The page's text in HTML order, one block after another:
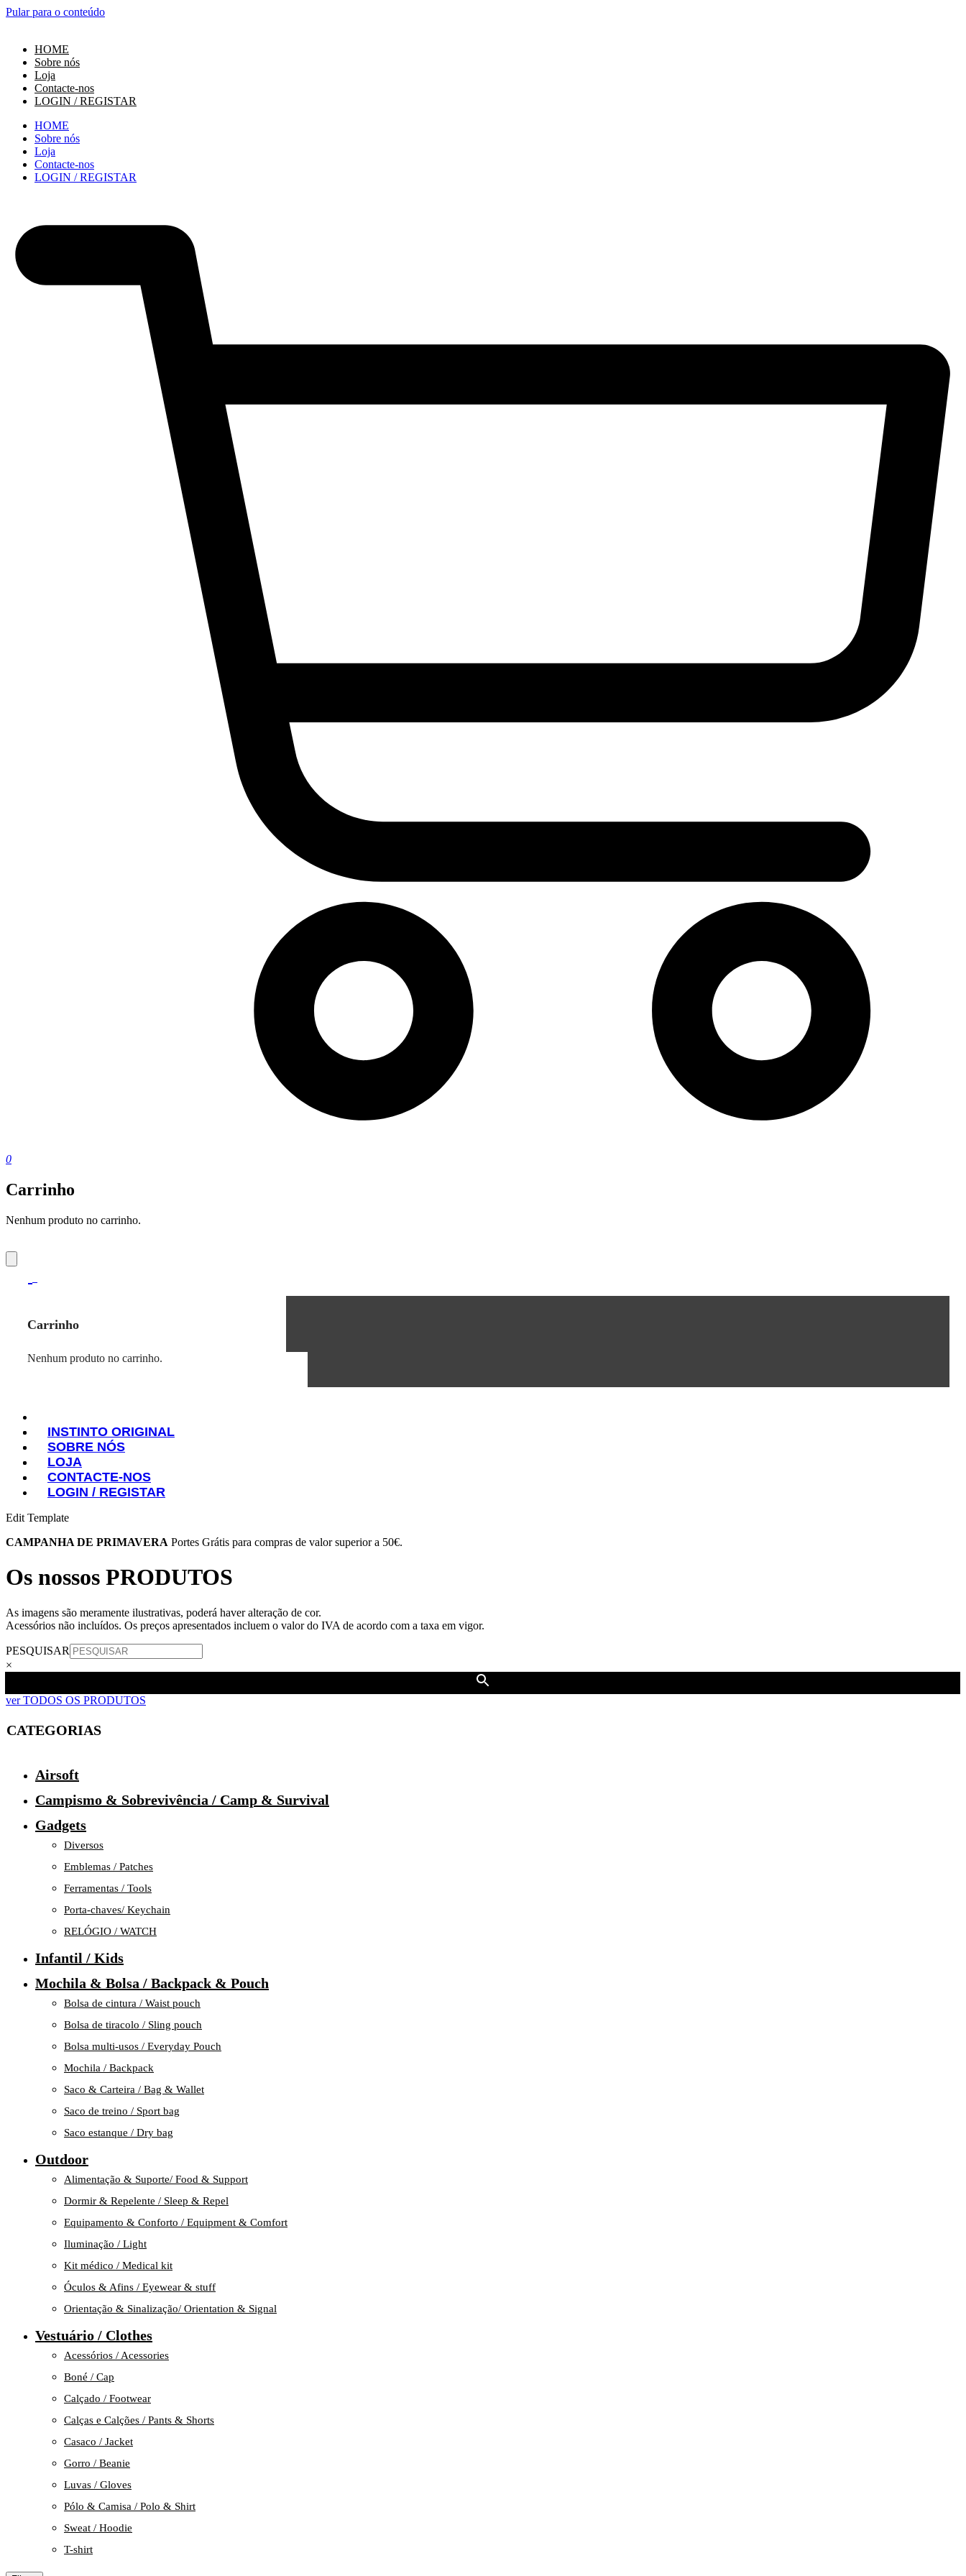
Pular para o conteúdo
HOME
Sobre nós
Loja
Contacte-nos
LOGIN / REGISTAR
HOME
Sobre nós
Loja
Contacte-nos
LOGIN / REGISTAR
0
Carrinho
Nenhum produto no carrinho.
Carrinho
Nenhum produto no carrinho.
SOBRE NÓS
LOJA
CONTACTE-NOS
LOGIN / REGISTAR
INSTINTO ORIGINAL
SOBRE NÓS
LOJA
CONTACTE-NOS
LOGIN / REGISTAR
Edit Template
CAMPANHA DE PRIMAVERA Portes Grátis para compras de valor superior a 50€.
Os nossos PRODUTOS
As imagens são meramente ilustrativas, poderá haver alteração de cor.
Acessórios não incluídos. Os preços apresentados incluem o valor do IVA de acordo com a taxa em vigor.
PESQUISAR
×
ver TODOS OS PRODUTOS
CATEGORIAS
Airsoft
Campismo & Sobrevivência / Camp & Survival
Gadgets
Diversos
Emblemas / Patches
Ferramentas / Tools
Porta-chaves/ Keychain
RELÓGIO / WATCH
Infantil / Kids
Mochila & Bolsa / Backpack & Pouch
Bolsa de cintura / Waist pouch
Bolsa de tiracolo / Sling pouch
Bolsa multi-usos / Everyday Pouch
Mochila / Backpack
Saco & Carteira / Bag & Wallet
Saco de treino / Sport bag
Saco estanque / Dry bag
Outdoor
Alimentação & Suporte/ Food & Support
Dormir & Repelente / Sleep & Repel
Equipamento & Conforto / Equipment & Comfort
Iluminação / Light
Kit médico / Medical kit
Óculos & Afins / Eyewear & stuff
Orientação & Sinalização/ Orientation & Signal
Vestuário / Clothes
Acessórios / Acessories
Boné / Cap
Calçado / Footwear
Calças e Calções / Pants & Shorts
Casaco / Jacket
Gorro / Beanie
Luvas / Gloves
Pólo & Camisa / Polo & Shirt
Sweat / Hoodie
T-shirt